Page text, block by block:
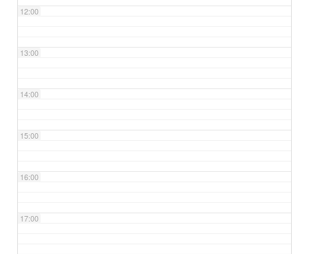
12:00
13:00
14:00
15:00
16:00
17:00